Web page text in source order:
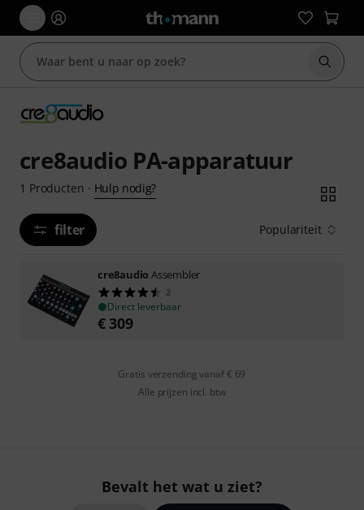
Zoek
cre8audio PA-apparatuur
1 Producten · Hulp nodig?
filter Populariteit
cre8audioAssembler
2
Direct leverbaar
€ 309
Gratis verzending vanaf € 69
Alle prijzen incl. btw
Bevalt het wat u ziet?